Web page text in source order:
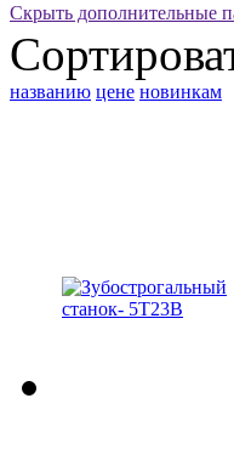
Скрыть дополнительные
названию цене новинкам